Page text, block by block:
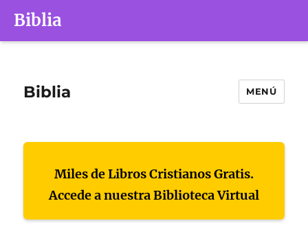
Biblia
Biblia MENÚ
Miles de Libros Cristianos Gratis.
Accede a nuestra Biblioteca Virtual